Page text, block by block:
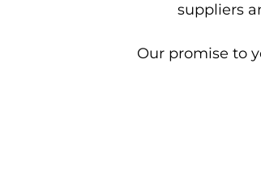
suppliers
Our promise to